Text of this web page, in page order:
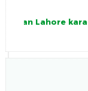
Lahore